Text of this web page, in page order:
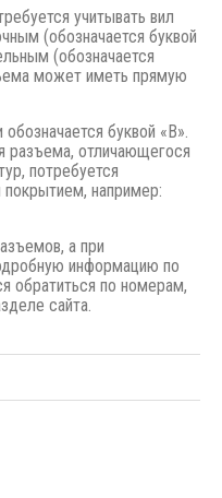
учитывать вил
(обозначается буквой
(обозначается
может иметь прямую
буквой «В».
разъема, отличающегося
потребуется
например:
а при
информацию по
обратиться по номерам,
сайта.